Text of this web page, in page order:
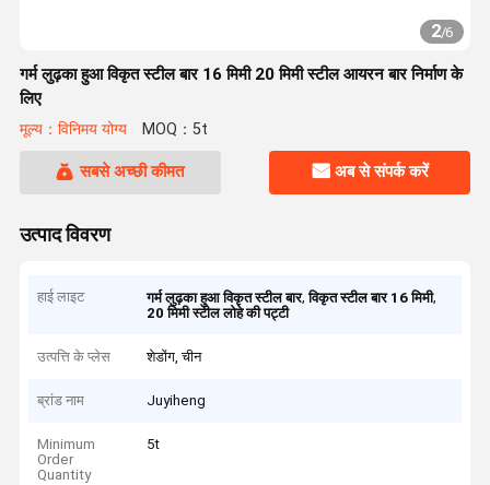
2/6
गर्म लुढ़का हुआ विकृत स्टील बार 16 मिमी 20 मिमी स्टील आयरन बार निर्माण के
लिए
मूल्य：विनिमय योग्य MOQ：5t
सबसे अच्छी कीमत अब से संपर्क करें
उत्पाद विवरण
हाई लाइट गर्म लुढ़का हुआ विकृत स्टील बार,विकृत स्टील बार 16 मिमी,
20 मिमी स्टील लोहे की पट्टी
उत्पत्ति के प्लेस शेडोंग, चीन
ब्रांड नाम Juyiheng
Minimum
Order
Quantity
5t